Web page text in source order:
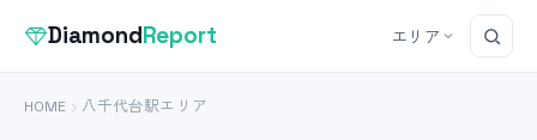
DiamondReport エリア
HOME 八千代台駅エリア